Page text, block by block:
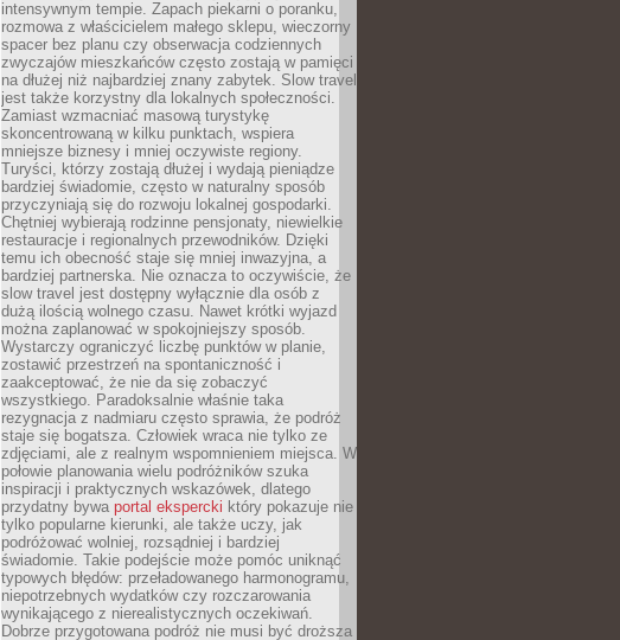
intensywnym tempie. Zapach piekarni o poranku,
rozmowa z właścicielem małego sklepu, wieczorny
spacer bez planu czy obserwacja codziennych
zwyczajów mieszkańców często zostają w pamięci
na dłużej niż najbardziej znany zabytek. Slow travel
jest także korzystny dla lokalnych społeczności.
Zamiast wzmacniać masową turystykę
skoncentrowaną w kilku punktach, wspiera
mniejsze biznesy i mniej oczywiste regiony.
Turyści, którzy zostają dłużej i wydają pieniądze
bardziej świadomie, często w naturalny sposób
przyczyniają się do rozwoju lokalnej gospodarki.
Chętniej wybierają rodzinne pensjonaty, niewielkie
restauracje i regionalnych przewodników. Dzięki
temu ich obecność staje się mniej inwazyjna, a
bardziej partnerska. Nie oznacza to oczywiście, że
slow travel jest dostępny wyłącznie dla osób z
dużą ilością wolnego czasu. Nawet krótki wyjazd
można zaplanować w spokojniejszy sposób.
Wystarczy ograniczyć liczbę punktów w planie,
zostawić przestrzeń na spontaniczność i
zaakceptować, że nie da się zobaczyć
wszystkiego. Paradoksalnie właśnie taka
rezygnacja z nadmiaru często sprawia, że podróż
staje się bogatsza. Człowiek wraca nie tylko ze
zdjęciami, ale z realnym wspomnieniem miejsca. W
połowie planowania wielu podróżników szuka
inspiracji i praktycznych wskazówek, dlatego
przydatny bywa portal ekspercki który pokazuje nie
tylko popularne kierunki, ale także uczy, jak
podróżować wolniej, rozsądniej i bardziej
świadomie. Takie podejście może pomóc uniknąć
typowych błędów: przeładowanego harmonogramu,
niepotrzebnych wydatków czy rozczarowania
wynikającego z nierealistycznych oczekiwań.
Dobrze przygotowana podróż nie musi być droższa